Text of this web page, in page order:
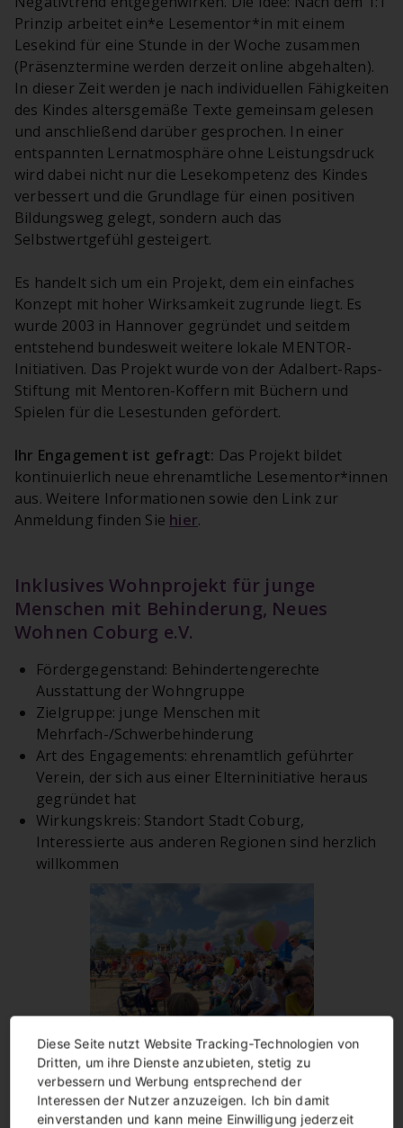
Prinzip arbeitet ein*e Lesementor*in mit einem
Lesekind für eine Stunde in der Woche zusammen
(Präsenztermine werden derzeit online abgehalten).
In dieser Zeit werden je nach individuellen Fähigkeiten
des Kindes altersgemäße Texte gemeinsam gelesen
und anschließend darüber gesprochen. In einer
entspannten Lernatmosphäre ohne Leistungsdruck
wird dabei nicht nur die Lesekompetenz des Kindes
verbessert und die Grundlage für einen positiven
Bildungsweg gelegt, sondern auch das
Selbstwertgefühl gesteigert.
Es handelt sich um ein Projekt, dem ein einfaches
Konzept mit hoher Wirksamkeit zugrunde liegt. Es
wurde 2003 in Hannover gegründet und seitdem
entstehend bundesweit weitere lokale MENTOR-
Initiativen. Das Projekt wurde von der Adalbert-Raps-
Stiftung mit Mentoren-Koffern mit Büchern und
Spielen für die Lesestunden gefördert.
Ihr Engagement ist gefragt: Das Projekt bildet
kontinuierlich neue ehrenamtliche Lesementor*innen
aus. Weitere Informationen sowie den Link zur
Anmeldung finden Sie hier.
Inklusives Wohnprojekt für junge
Menschen mit Behinderung, Neues
Wohnen Coburg e.V.
Fördergegenstand: Behindertengerechte
Ausstattung der Wohngruppe
Zielgruppe: junge Menschen mit
Mehrfach-/Schwerbehinderung
Art des Engagements: ehrenamtlich geführter
Verein, der sich aus einer Elterninitiative heraus
gegründet hat
Wirkungskreis: Standort Stadt Coburg,
Interessierte aus anderen Regionen sind herzlich
willkommen
Richtfest Neues Wohnen
Coburg e.V.
Grund für die Entstehung des inklusiven
Diese Seite nutzt Website Tracking-Technologien von
Dritten, um ihre Dienste anzubieten, stetig zu
verbessern und Werbung entsprechend der
Interessen der Nutzer anzuzeigen. Ich bin damit
einverstanden und kann meine Einwilligung jederzeit